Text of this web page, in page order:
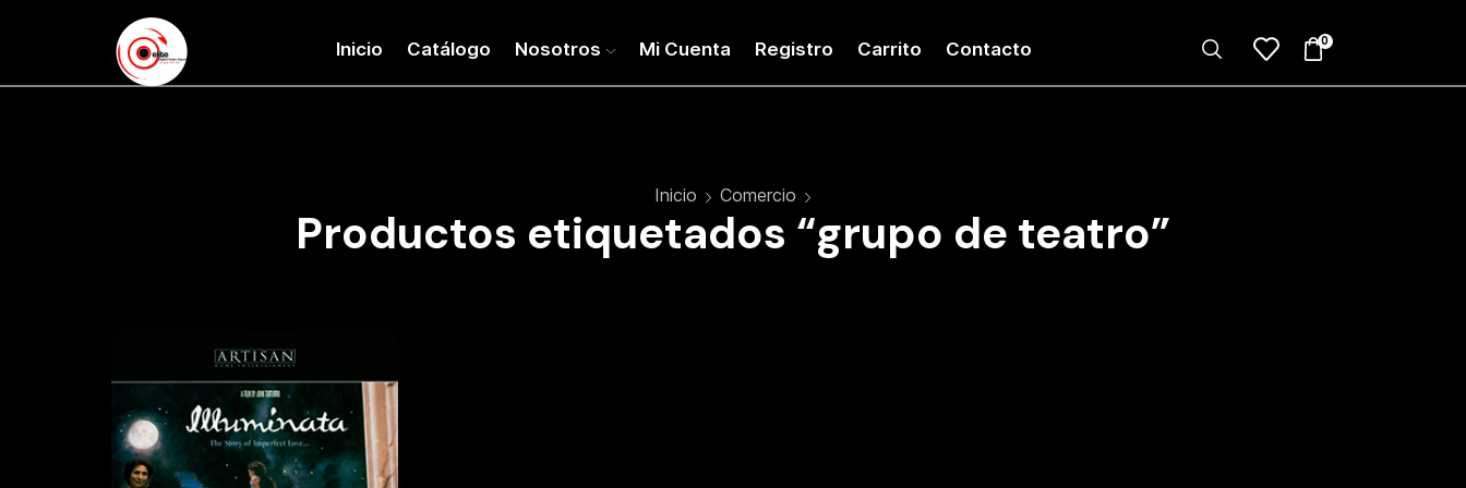
Inicio Catálogo Nosotros Mi Cuenta Registro Carrito Contacto 0
Inicio Comercio
Productos etiquetados “grupo de teatro”